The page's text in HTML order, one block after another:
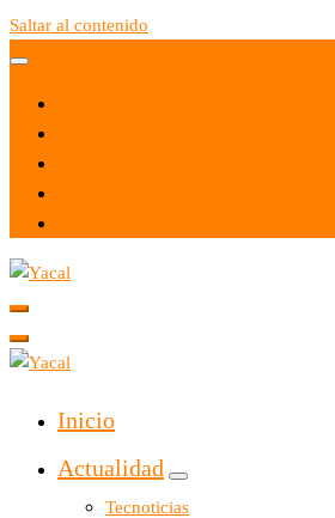
Saltar al contenido
Yacal micro hosting
Inicio
Actualidad
Tecnoticias